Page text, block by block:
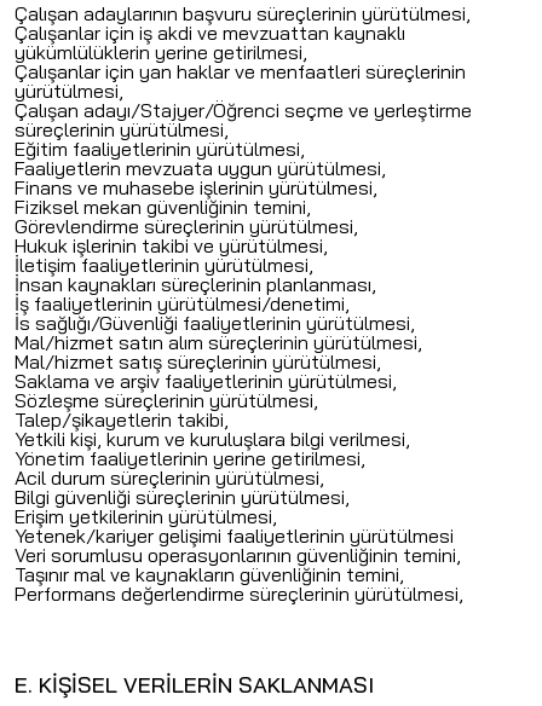
Çalışan adaylarının başvuru süreçlerinin yürütülmesi,
Çalışanlar için iş akdi ve mevzuattan kaynaklı
yükümlülüklerin yerine getirilmesi,
Çalışanlar için yan haklar ve menfaatleri süreçlerinin
yürütülmesi,
Çalışan adayı/Stajyer/Öğrenci seçme ve yerleştirme
süreçlerinin yürütülmesi,
Eğitim faaliyetlerinin yürütülmesi,
Faaliyetlerin mevzuata uygun yürütülmesi,
Finans ve muhasebe işlerinin yürütülmesi,
Fiziksel mekan güvenliğinin temini,
Görevlendirme süreçlerinin yürütülmesi,
Hukuk işlerinin takibi ve yürütülmesi,
İletişim faaliyetlerinin yürütülmesi,
İnsan kaynakları süreçlerinin planlanması,
İş faaliyetlerinin yürütülmesi/denetimi,
İs sağlığı/Güvenliği faaliyetlerinin yürütülmesi,
Mal/hizmet satın alım süreçlerinin yürütülmesi,
Mal/hizmet satış süreçlerinin yürütülmesi,
Saklama ve arşiv faaliyetlerinin yürütülmesi,
Sözleşme süreçlerinin yürütülmesi,
Talep/şikayetlerin takibi,
Yetkili kişi, kurum ve kuruluşlara bilgi verilmesi,
Yönetim faaliyetlerinin yerine getirilmesi,
Acil durum süreçlerinin yürütülmesi,
Bilgi güvenliği süreçlerinin yürütülmesi,
Erişim yetkilerinin yürütülmesi,
Yetenek/kariyer gelişimi faaliyetlerinin yürütülmesi
Veri sorumlusu operasyonlarının güvenliğinin temini,
Taşınır mal ve kaynakların güvenliğinin temini,
Performans değerlendirme süreçlerinin yürütülmesi,
E. KİŞİSEL VERİLERİN SAKLANMASI